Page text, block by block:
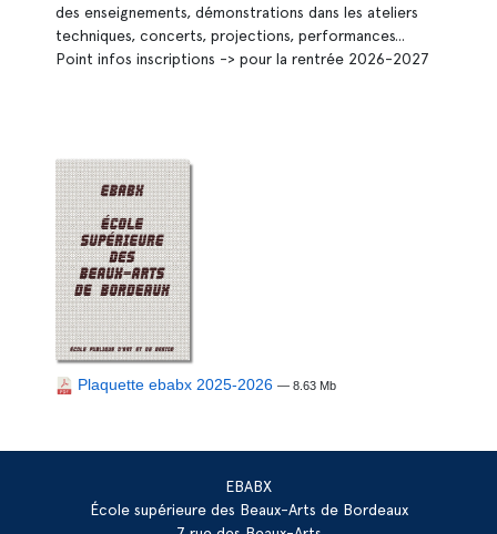
des enseignements, démonstrations dans les ateliers
techniques, concerts, projections, performances...
Point infos inscriptions -> pour la rentrée 2026-2027
Plaquette ebabx 2025-2026 — 8.63 Mb
EBABX
École supérieure des Beaux-Arts de Bordeaux